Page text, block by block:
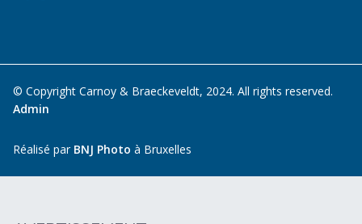
© Copyright Carnoy & Braeckeveldt, 2024. All rights reserved.
Admin
Réalisé par BNJ Photo à Bruxelles